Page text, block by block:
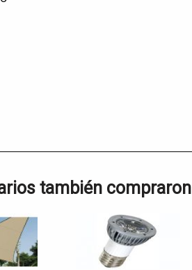
también compraron